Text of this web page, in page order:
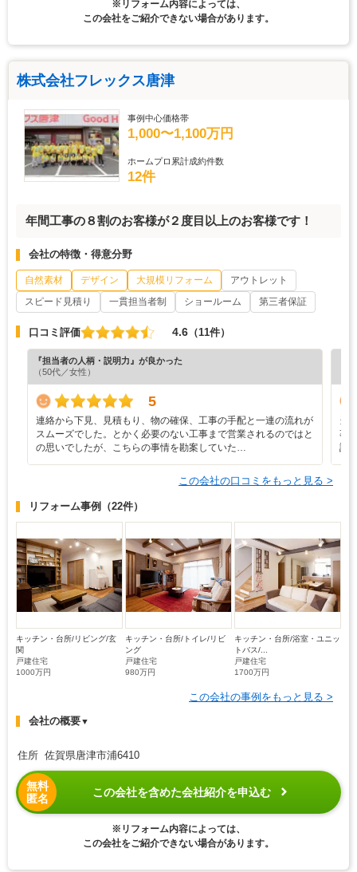
※リフォーム内容によっては、
この会社をご紹介できない場合があります。
株式会社フレックス唐津
事例中心価格帯
1,000〜1,100万円
ホームプロ累計成約件数
12件
年間工事の８割のお客様が２度目以上のお客様です！
会社の特徴・得意分野
自然素材 デザイン 大規模リフォーム
アウトレット
スピード見積り
一貫担当者制 ショールーム 第三者保証
口コミ評価 4.6 （11件）
『担当者の人柄・説明力』が良かった
（50代／女性）
5
連絡から下見、見積もり、物の確保、工事の手配と一連の流れが
スムーズでした。とかく必要のない工事まで営業されるのではと
の思いでしたが、こちらの事情を勘案していた…
当
事
詰
この会社の口コミをもっと見る >
リフォーム事例 （22件）
キッチン・台所/リビング/玄
関
戸建住宅
1000万円
キッチン・台所/トイレ/リビ
ング
戸建住宅
980万円
キッチン・台所/浴室・ユニッ
トバス/...
戸建住宅
1700万円
この会社の事例をもっと見る >
会社の概要▼
住所 佐賀県唐津市浦6410
無料
匿名
この会社を含めた会社紹介を申込む
※リフォーム内容によっては、
この会社をご紹介できない場合があります。